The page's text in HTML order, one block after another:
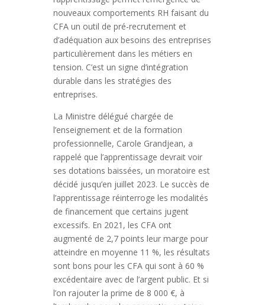
nouveaux comportements RH faisant du
CFA un outil de pré-recrutement et
d’adéquation aux besoins des entreprises
particulièrement dans les métiers en
tension. C’est un signe d’intégration
durable dans les stratégies des
entreprises.
La Ministre délégué chargée de
l’enseignement et de la formation
professionnelle, Carole Grandjean, a
rappelé que l’apprentissage devrait voir
ses dotations baissées, un moratoire est
décidé jusqu’en juillet 2023. Le succès de
l’apprentissage réinterroge les modalités
de financement que certains jugent
excessifs. En 2021, les CFA ont
augmenté de 2,7 points leur marge pour
atteindre en moyenne 11 %, les résultats
sont bons pour les CFA qui sont à 60 %
excédentaire avec de l’argent public. Et si
l’on rajouter la prime de 8 000 €, à